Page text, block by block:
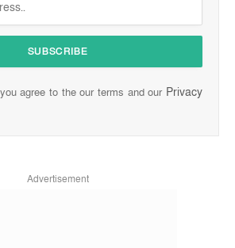
agree to the our terms and our Privacy
Advertisement